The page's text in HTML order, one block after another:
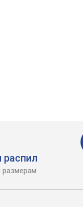
распил